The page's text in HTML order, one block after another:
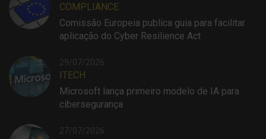
COMPLIANCE
Comissão Europeia publica guia para facilitar
aplicação do Cyber Resilience Act
29/07/2026
ITECH
Microsoft lança primeiro modelo de IA para
cibersegurança
27/07/2026